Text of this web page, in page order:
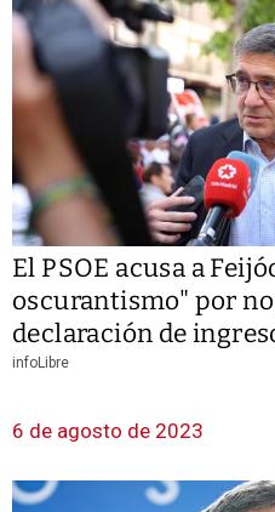
El PSOE acusa a
oscurantismo" por
declaración de
infoLibre
6 de agosto de 2023